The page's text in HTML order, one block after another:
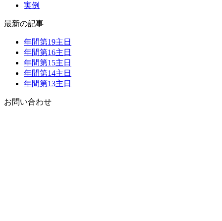
実例
最新の記事
年間第19主日
年間第16主日
年間第15主日
年間第14主日
年間第13主日
お問い合わせ